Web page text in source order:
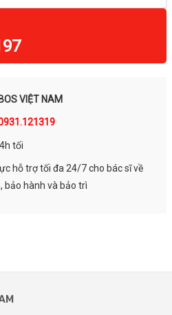
VIỆT NAM
tối
hỗ trợ tối đa 24/7 cho bác sĩ về
bảo hành và bảo trì